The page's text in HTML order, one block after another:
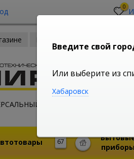
0
ИНТЕРНЕТ МАГАЗИН
67
приборы
Введите свой
Или выберите из
Хабаровск